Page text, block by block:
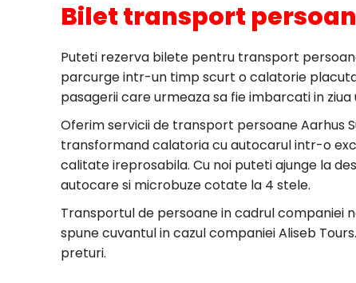
Bilet transport
Puteti rezerva bilete pentru transport
parcurge intr-un timp scurt o calatorie
pasagerii care urmeaza sa fie imbarcati in
Oferim servicii de transport persoane Aarhus
transformand calatoria cu autocarul intr-o
calitate ireprosabila. Cu noi puteti ajunge la
autocare si microbuze cotate la 4 stele.
Transportul de persoane in cadrul companiei
spune cuvantul in cazul companiei Aliseb
preturi.